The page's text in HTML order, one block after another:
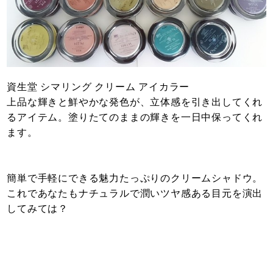
資生堂 シマリング クリーム アイカラー
上品な輝きと鮮やかな発色が、立体感を引き出してくれ
るアイテム。塗りたてのままの輝きを一日中保ってくれ
ます。
簡単で手軽にできる魅力たっぷりのクリームシャドウ。
これであなたもナチュラルで潤いツヤ感ある目元を演出
してみては？